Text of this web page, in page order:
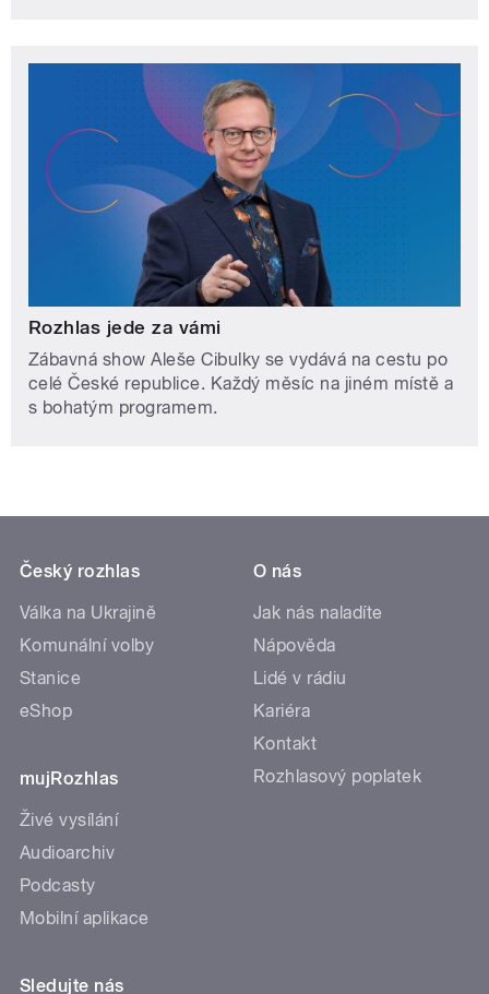
Rozhlas jede za vámi
Zábavná show Aleše Cibulky se vydává na cestu po
celé České republice. Každý měsíc na jiném místě a
s bohatým programem.
Český rozhlas
Válka na Ukrajině
Komunální volby
Stanice
eShop
mujRozhlas
Živé vysílání
Audioarchiv
Podcasty
Mobilní aplikace
O nás
Jak nás naladíte
Nápověda
Lidé v rádiu
Kariéra
Kontakt
Rozhlasový poplatek
Sledujte nás